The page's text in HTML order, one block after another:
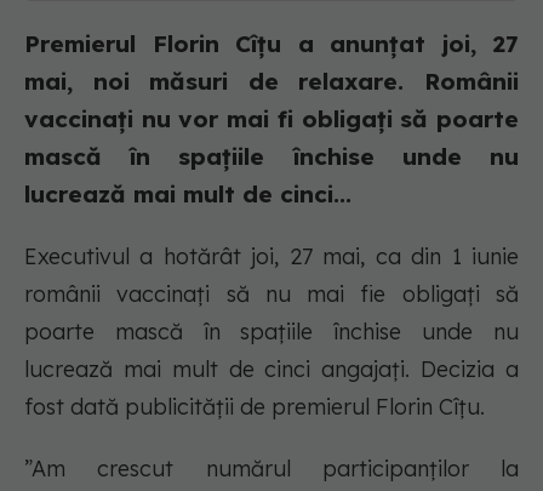
Premierul Florin Cîțu a anunțat joi, 27
mai, noi măsuri de relaxare. Românii
vaccinați nu vor mai fi obligați să poarte
mască în spațiile închise unde nu
lucrează mai mult de cinci...
Executivul a hotărât joi, 27 mai, ca din 1 iunie
românii vaccinați să nu mai fie obligați să
poarte mască în spațiile închise unde nu
lucrează mai mult de cinci angajați. Decizia a
fost dată publicității de premierul Florin Cîțu.
”Am crescut numărul participanților la